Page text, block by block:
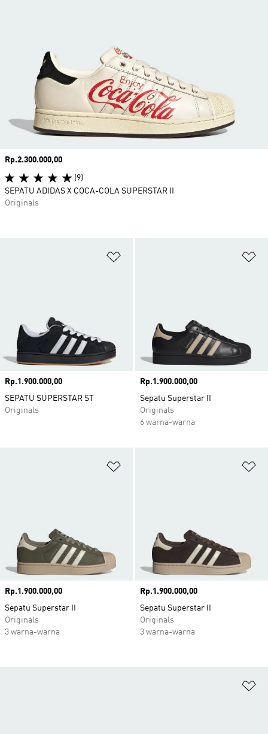
Harga
Rp.1.900.000,00
SEPATU SUPERSTAR ST
Originals
Harga
Rp.1.900.000,00
Sepatu Superstar II
Originals
6 warna-warna
Harga
Rp.1.900.000,00
Sepatu Superstar II
Originals
3 warna-warna
Harga
Rp.1.900.000,00
Sepatu Superstar II
Originals
3 warna-warna
Harga
Rp.2.300.000,00
(9)
SEPATU ADIDAS X COCA-COLA SUPERSTAR II
Originals